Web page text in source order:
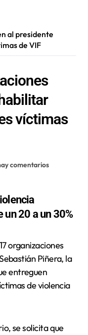
al presidente
de VIF
víctimas
comentarios
20 a un 30%
Piñera, la
entreguen
de violencia
se solicita que